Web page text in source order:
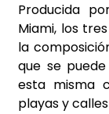
Producida
Miami, los
la
que se
esta misma
playas y